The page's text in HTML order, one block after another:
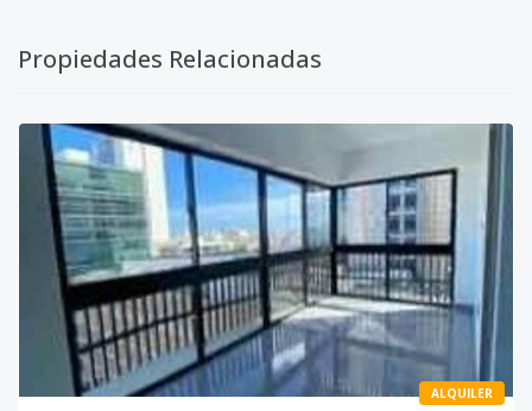
Propiedades Relacionadas
ALQUILER